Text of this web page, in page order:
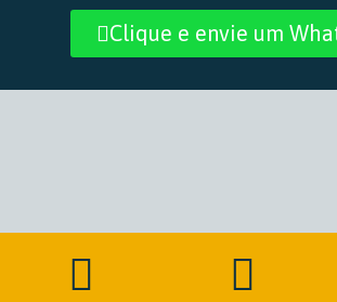
Clique e envie um